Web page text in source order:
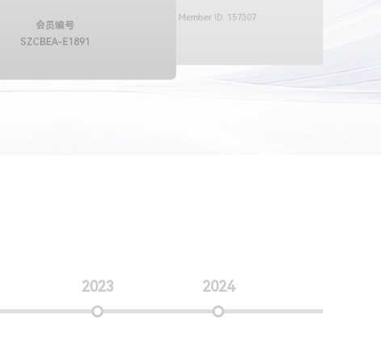
会员编号
SZCBEA-E1891
Member ID: 157307
2023 2024